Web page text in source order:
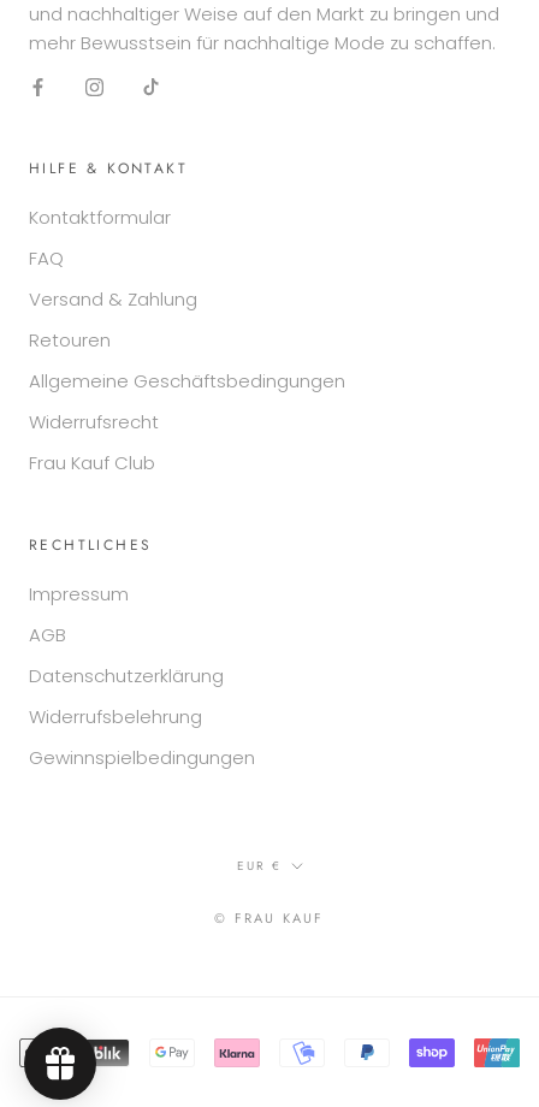
und nachhaltiger Weise auf den Markt zu bringen und
mehr Bewusstsein für nachhaltige Mode zu schaffen.
HILFE & KONTAKT
Kontaktformular
FAQ
Versand & Zahlung
Retouren
Allgemeine Geschäftsbedingungen
Widerrufsrecht
Frau Kauf Club
RECHTLICHES
Impressum
AGB
Datenschutzerklärung
Widerrufsbelehrung
Gewinnspielbedingungen
Währung
EUR €
© FRAU KAUF